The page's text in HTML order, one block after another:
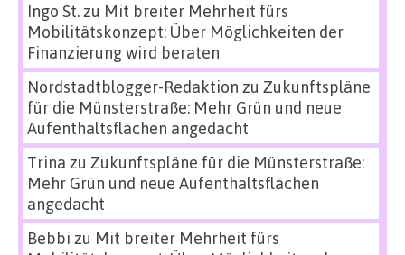
Ingo St.zu Mit breiter Mehrheit fürs
Mobilitätskonzept: Über Möglichkeiten der
Finanzierung wird beraten
Nordstadtblogger-Redaktion zu Zukunftspläne
für die Münsterstraße: Mehr Grün und neue
Aufenthaltsflächen angedacht
Trina zu Zukunftspläne für die Münsterstraße:
Mehr Grün und neue Aufenthaltsflächen
angedacht
Bebbi zu Mit breiter Mehrheit fürs